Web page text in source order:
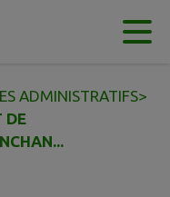
ADMINISTRATIFS>
DE